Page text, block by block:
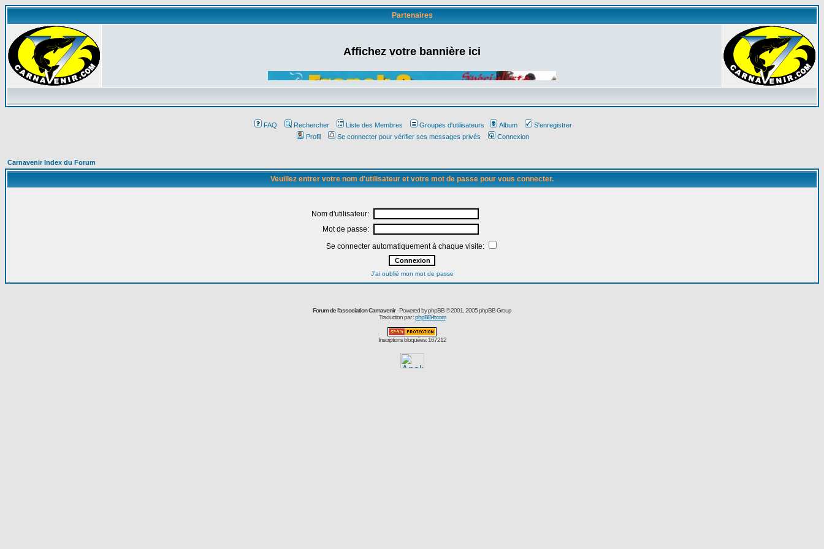
Partenaires
Affichez votre bannière ici
FAQ Rechercher Liste des Membres Groupes d'utilisateurs Album
S'enregistrer
Profil
Se connecter pour vérifier ses messages privés Connexion
Carnavenir Index du Forum
Veuillez entrer votre nom d'utilisateur et votre mot de passe pour vous connecter.
Nom d'utilisateur:
Mot de passe:
Se connecter automatiquement à chaque visite:
J'ai oublié mon mot de passe
Forum de l'association Carnavenir- Powered byphpBB© 2001, 2005 phpBB Group
Traduction par :phpBB-fr.com
Inscriptions bloquées: 167212